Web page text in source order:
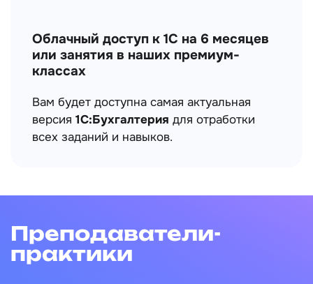
Облачный доступ к 1С на 6 месяцев
или занятия в наших премиум-
классах
Вам будет доступна самая актуальная
версия 1С:Бухгалтерия для отработки
всех заданий и навыков.
Преподаватели-
практики